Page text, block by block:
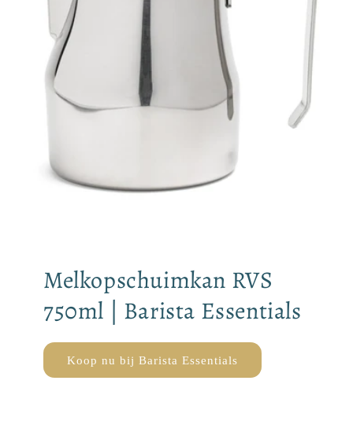
Melkopschuimkan RVS
750ml | Barista Essentials
Koop nu bij Barista Essentials